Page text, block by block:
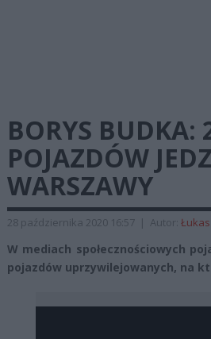
BORYS BUDKA:
POJAZDÓW
WARSZAWY
28 października 2020 16:57 | Autor:
W mediach społecznościowych
pojazdów uprzywilejowanych, na